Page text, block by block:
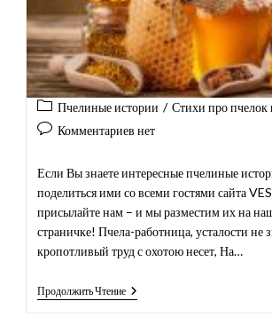
Рубрика
записи:
Пчелиные истории / Стихи про пчелок
Комментарии
записи:
Комментариев нет
Если Вы знаете интересные пчелиные
поделиться ими со всеми гостями сайта
присылайте нам – и мы разместим их на
страничке! Пчела-работница, усталости не
кропотливый труд с охотою несет, На…
Продолжить ЧтениеПоэтичная
Страничка